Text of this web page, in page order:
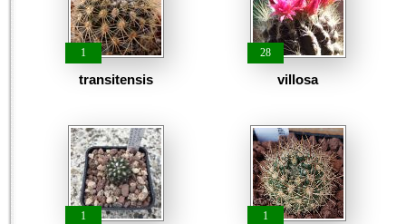
1
transitensis
28
villosa
1 1